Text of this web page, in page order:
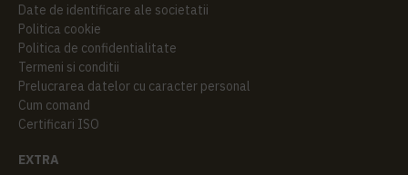
Date de identificare ale societatii
Politica cookie
Politica de confidentialitate
Termeni si conditii
Prelucrarea datelor cu caracter personal
Cum comand
Certificari ISO
EXTRA